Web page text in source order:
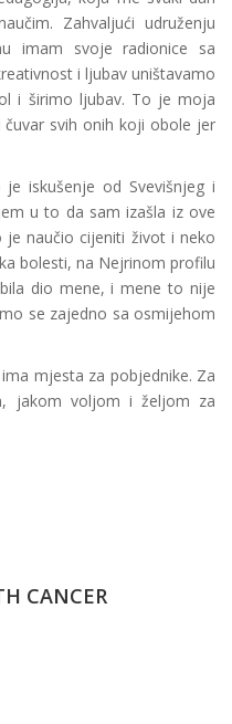
Zahvaljući udruženju
imam svoje radionice sa
i ljubav uništavamo
i širimo ljubav. To je moja
čuvar svih onih koji obole jer
iskušenje od Svevišnjeg i
u to da sam izašla iz ove
naučio cijeniti život i neko
bolesti, na Nejrinom profilu
dio mene, i mene to nije
se zajedno sa osmijehom
mjesta za pobjednike. Za
jakom voljom i željom za
CANCER